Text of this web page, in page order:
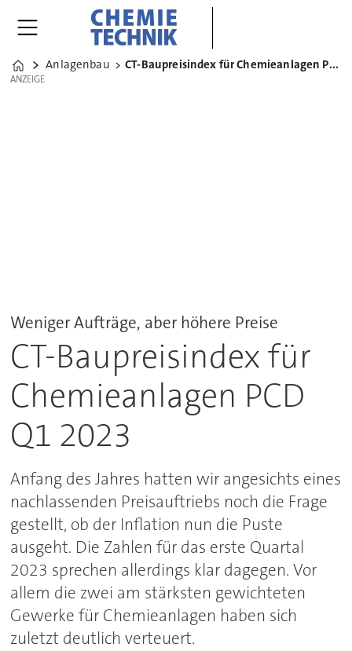
Home
Anlagenbau CT-Baupreisindex für Chemieanlagen PCD Q1 2023
ANZEIGE
ANZEIGE
Weniger Aufträge, aber höhere Preise
CT-Baupreisindex für
Chemieanlagen PCD
Q1 2023
Anfang des Jahres hatten wir angesichts eines
nachlassenden Preisauftriebs noch die Frage
gestellt, ob der Inflation nun die Puste
ausgeht. Die Zahlen für das erste Quartal
2023 sprechen allerdings klar dagegen. Vor
allem die zwei am stärksten gewichteten
Gewerke für Chemieanlagen haben sich
zuletzt deutlich verteuert.